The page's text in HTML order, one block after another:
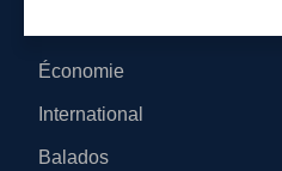
Économie
International
Balados